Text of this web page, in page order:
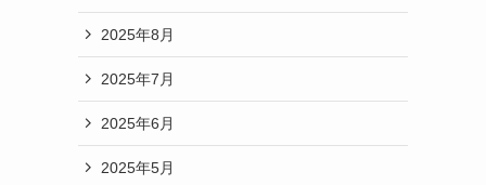
2025年8月
2025年7月
2025年6月
2025年5月